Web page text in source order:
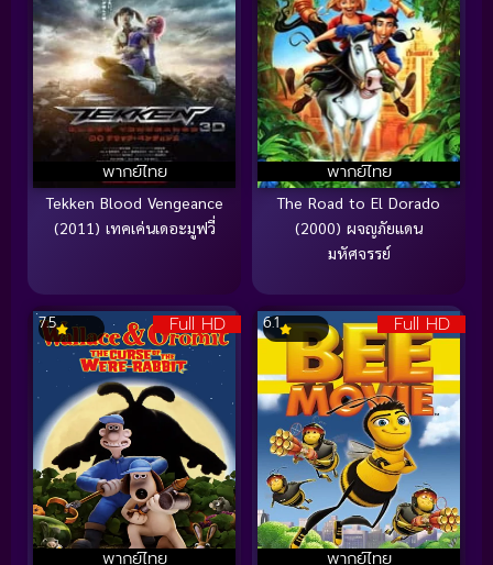
พากย์ไทย
Tekken Blood Vengeance
(2011) เทคเค่นเดอะมูฟวี่
พากย์ไทย
The Road to El Dorado
(2000) ผจญภัยแดน
มหัศจรรย์
Full HD
พากย์ไทย
7.5 Full HD
พากย์ไทย
6.1